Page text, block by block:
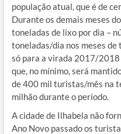
população atual, que é de
Durante os demais meses
toneladas de lixo por dia –
toneladas/dia nos meses
só para a virada 2017/
que, no mínimo, será
de 400 mil turistas/mês na
milhão durante o período.
A cidade de Ilhabela não
Ano Novo passado os